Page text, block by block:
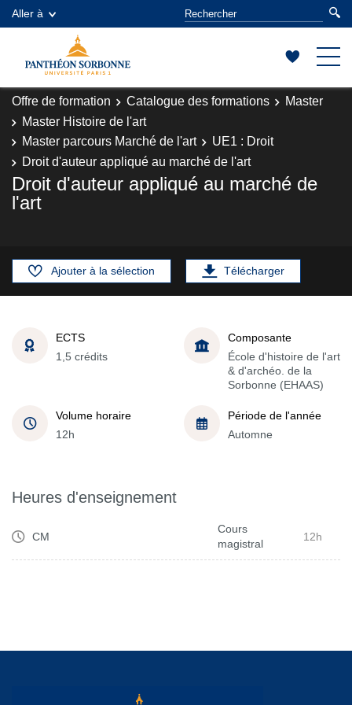
Aller à
Offre de formation Catalogue des formations
Master
Master Histoire de l'art
Master parcours Marché de l'art
UE1 : Droit
Droit d'auteur appliqué au marché de l'art
Droit d'auteur appliqué au marché de
l'art
Ajouter à la sélection Télécharger
ECTS
1,5 crédits
Composante
École d'histoire de l'art
& d'archéo. de la
Sorbonne (EHAAS)
Volume horaire
12h
Période de l'année
Automne
Heures d'enseignement
CM
Cours
magistral
12h